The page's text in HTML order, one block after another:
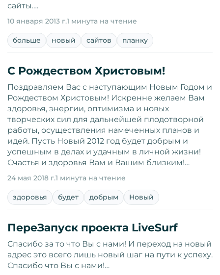
сайты.…
10 января 2013 г.1 минута на чтение
больше новый сайтов планку
С Рождеством Христовым!
Поздравляем Вас с наступающим Новым Годом и
Рождеством Христовым! Искренне желаем Вам
здоровья, энергии, оптимизма и новых
творческих сил для дальнейшей плодотворной
работы, осуществления намеченных планов и
идей. Пусть Новый 2012 год будет добрым и
успешным в делах и удачным в личной жизни!
Счастья и здоровья Вам и Вашим близким!…
24 мая 2018 г.1 минута на чтение
здоровья будет добрым Новый
ПереЗапуск проекта LiveSurf
Спасибо за то что Вы с нами! И переход на новый
адрес это всего лишь новый шаг на пути к успеху.
Спасибо что Вы с нами!…